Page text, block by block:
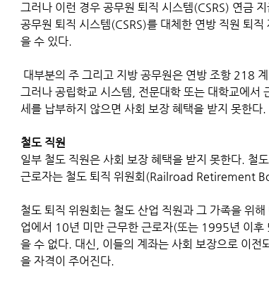
그러나 이런 경우 공무원 퇴직 시스템(CSRS) 연금
공무원 퇴직 시스템(CSRS)를 대체한 연방 직원 퇴
을 수 있다.
대부분의 주 그리고 지방 공무원은 연방 조항 218
그러나 공립학교 시스템, 전문대학 또는 대학교에서
세를 납부하지 않으면 사회 보장 혜택을 받지 못한
철도 직원
일부 철도 직원은 사회 보장 혜택을 받지 못한다.
근로자는 철도 퇴직 위원회(Railroad Retirement
철도 퇴직 위원회는 철도 산업 직원과 그 가족을 위
업에서 10년 미만 근무한 근로자(또는 1995년 이
을 수 없다. 대신, 이들의 계좌는 사회 보장으로 이
을 자격이 주어진다.